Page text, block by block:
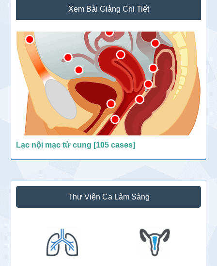
chính
Xem Bài Giảng Chi Tiết
Lạc nội mạc tử cung [105 cases]
Thư Viện Ca Lâm Sàng